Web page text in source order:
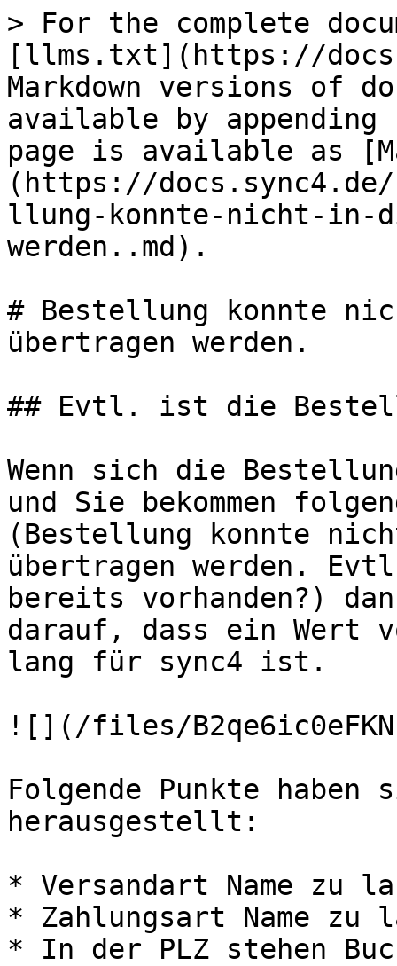
> For the complete
[llms.txt](https://
Markdown versions of
available by
page is available as
(https://docs.sync4.de/
llung-konnte-nicht-in-
werden..md).
# Bestellung konnte
übertragen werden.
## Evtl. ist die
Wenn sich die
und Sie bekommen
(Bestellung konnte
übertragen werden.
bereits vorhanden?)
darauf, dass ein Wert
lang für sync4 ist.
![](/files/
Folgende Punkte
herausgestellt:
* Versandart Name zu
* Zahlungsart Name zu
* In der PLZ stehen